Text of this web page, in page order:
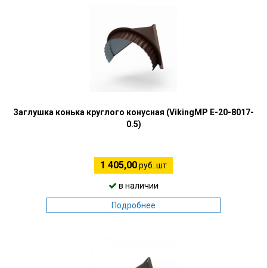
Заглушка конька круглого конусная (VikingMP E-20-8017-
0.5)
1 405,00руб. шт
в наличии
Подробнее